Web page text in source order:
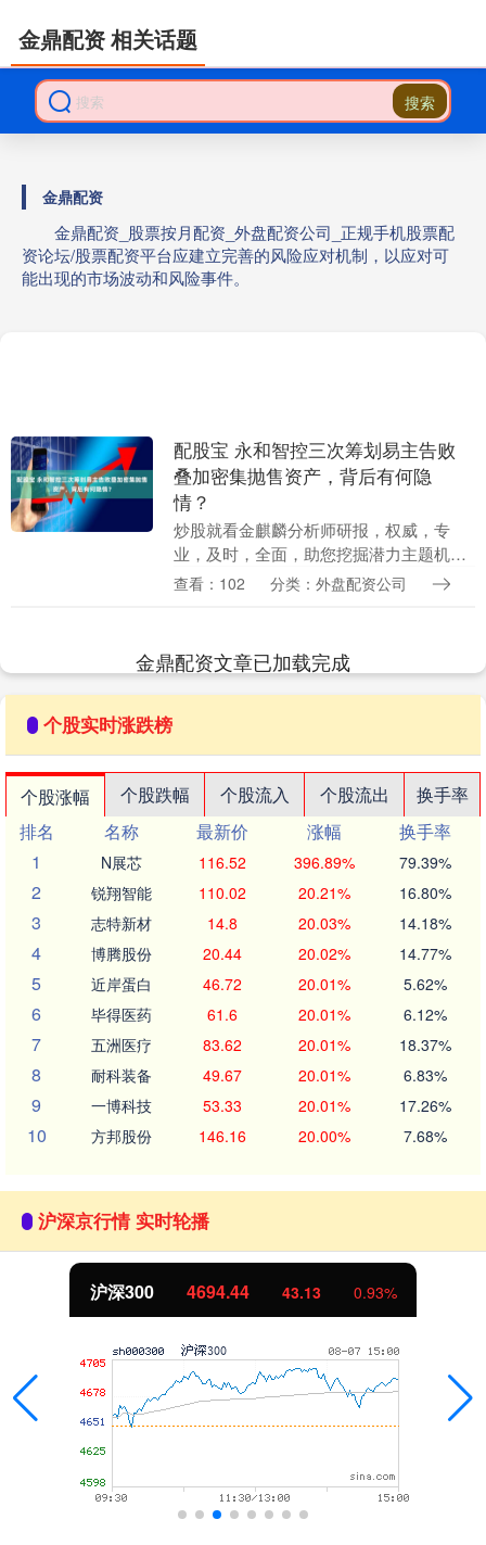
搜索
金鼎配资
金鼎配资_股票按月配资_外盘配资公司_正规手机股票配
资论坛/股票配资平台应建立完善的风险应对机制，以应对可
能出现的市场波动和风险事件。
金鼎配资 相关话题
配股宝 永和智控三次筹划易主告败
叠加密集抛售资产，背后有何隐
情？
炒股就看金麒麟分析师研报，权威，专
业，及时，全面，助您挖掘潜力主题机
会！ 公司快评︱永和智控三次筹划易主告
查看：102 分类：外盘配资公司
金鼎配资文章已加载完成
个股实时涨跌榜
个股涨幅 个股跌幅 个股流入 个股流出
换手率
排名
名称 最新价 涨幅
换手率
1
N展芯 116.52 396.89% 79.39%
2 锐翔智能 110.02 20.21% 16.80%
3 志特新材 14.8 20.03% 14.18%
4 博腾股份 20.44 20.02% 14.77%
5 近岸蛋白 46.72 20.01% 5.62%
6 毕得医药 61.6 20.01% 6.12%
7 五洲医疗 83.62 20.01% 18.37%
8 耐科装备 49.67 20.01% 6.83%
9 一博科技 53.33 20.01% 17.26%
10 方邦股份 146.16 20.00% 7.68%
沪深京行情 实时轮播
沪深300 4694.44 43.13 0.93%